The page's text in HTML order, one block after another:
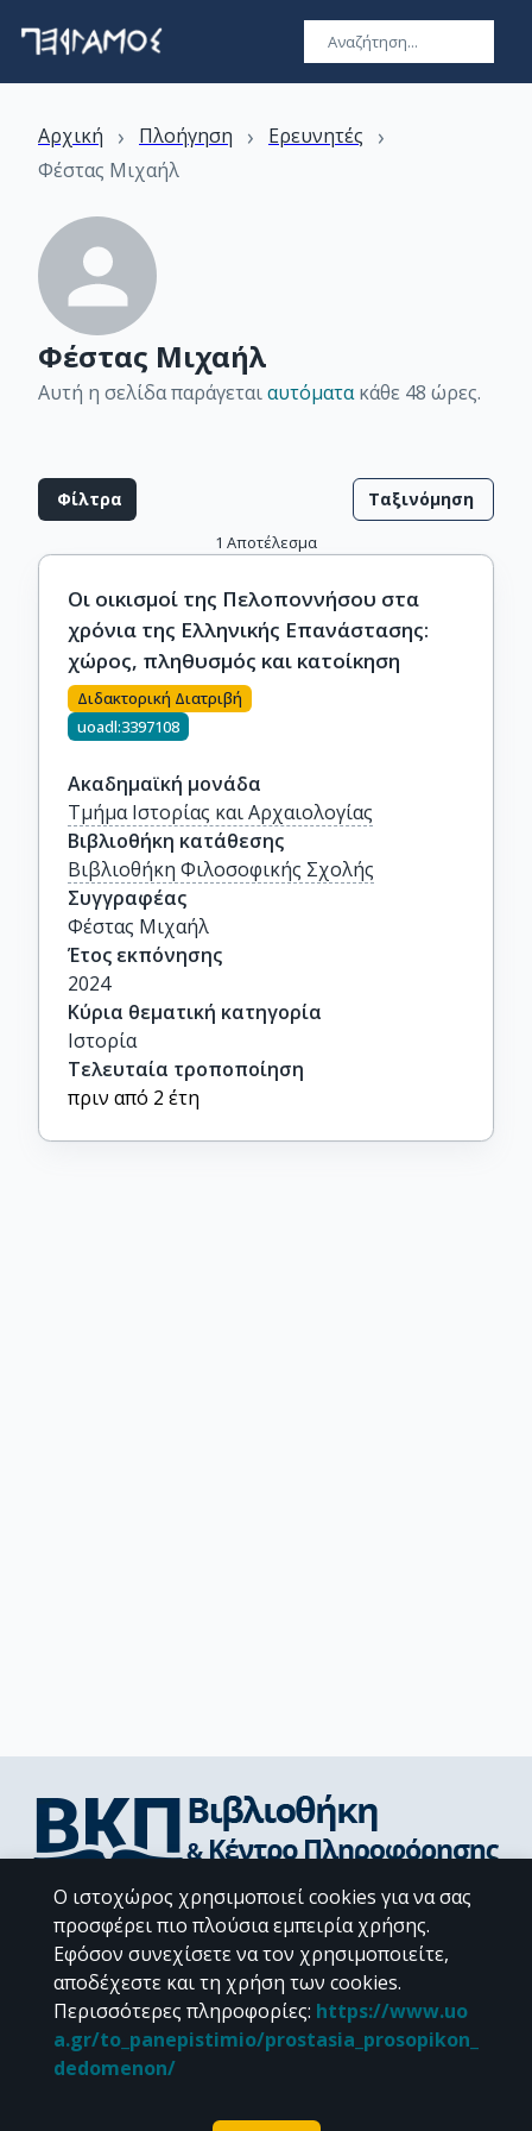
Αρχική › Πλοήγηση › Ερευνητές ›
Φέστας Μιχαήλ
Φέστας Μιχαήλ
Αυτή η σελίδα παράγεταιαυτόματακάθε 48 ώρες.
Φίλτρα Ταξινόμηση
1 Αποτέλεσμα
Οι οικισμοί της Πελοποννήσου στα
χρόνια της Ελληνικής Επανάστασης:
χώρος, πληθυσμός και κατοίκηση
Διδακτορική Διατριβή
uoadl:3397108
Ακαδημαϊκή μονάδα
Τμήμα Ιστορίας και Αρχαιολογίας
Βιβλιοθήκη κατάθεσης
Βιβλιοθήκη Φιλοσοφικής Σχολής
Συγγραφέας
Φέστας Μιχαήλ
Έτος εκπόνησης
2024
Κύρια θεματική κατηγορία
Ιστορία
Τελευταία τροποποίηση
πριν από 2 έτη
Διεύθυνση Βιβλιοθήκης & Κέντρου Πληροφόρησης
Βιβλιοθήκες Σχολών του ΕΚΠΑ
Υπολογιστικό Κέντρο Βιβλιοθηκών
Επικοινωνία / Helpdesk
Ο ιστοχώρος χρησιμοποιεί cookies για να σας
προσφέρει πιο πλούσια εμπειρία χρήσης.
Εφόσον συνεχίσετε να τον χρησιμοποιείτε,
αποδέχεστε και τη χρήση των cookies.
Περισσότερες πληροφορίες: https://www.uo
a.gr/to_panepistimio/prostasia_prosopikon_
dedomenon/